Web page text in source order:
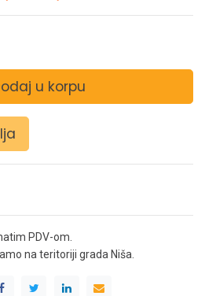
u korpu
PDV-om.
na teritoriji grada Niša.